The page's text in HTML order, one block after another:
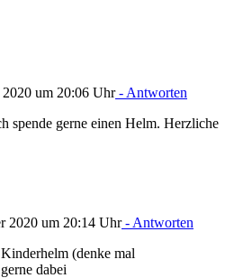
2020 um 20:06 Uhr- Antworten
spende gerne einen Helm. Herzliche
2020 um 20:14 Uhr- Antworten
(denke mal
dabei